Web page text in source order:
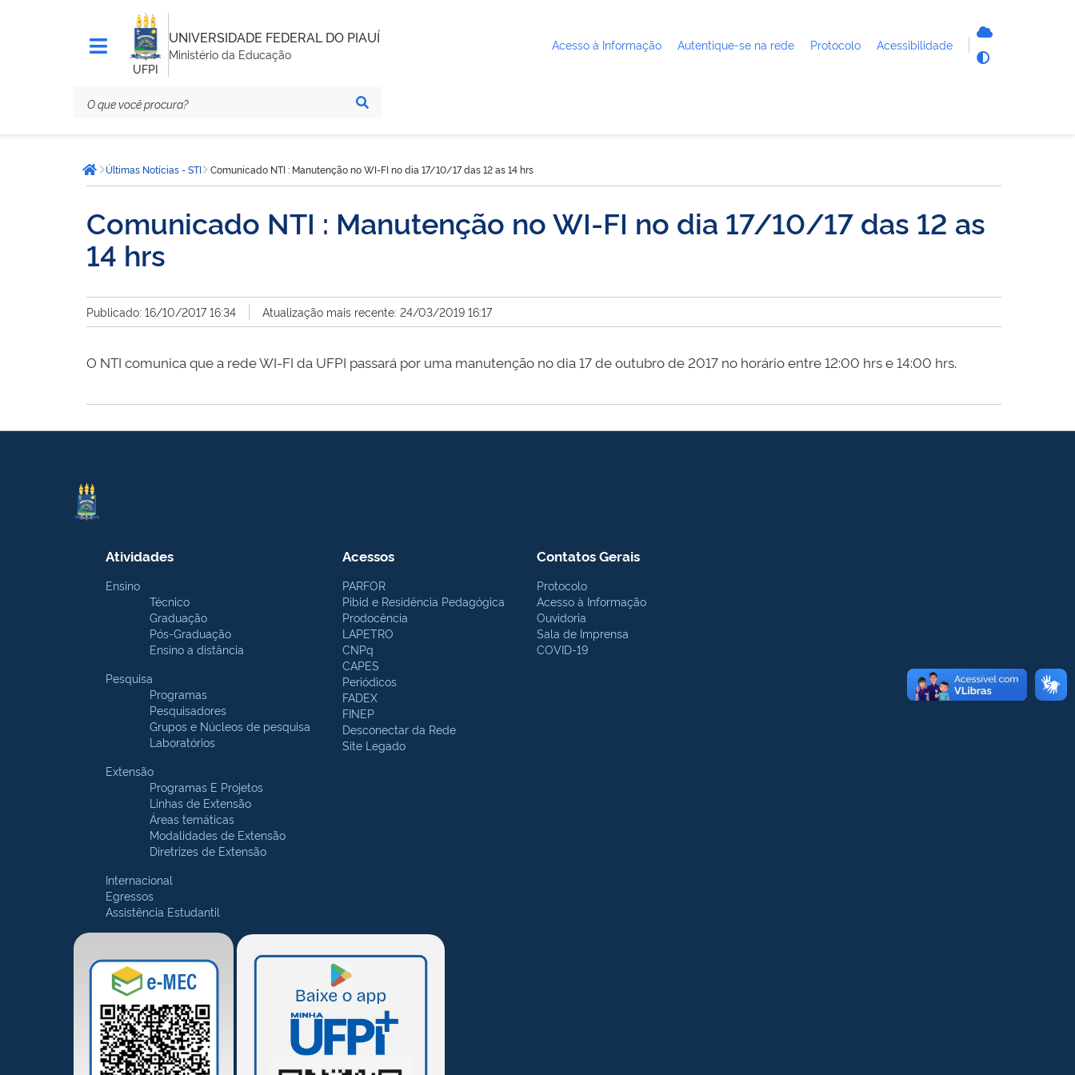
UFPI
UNIVERSIDADE FEDERAL DO PIAUÍ
Ministério da Educação
Acesso à Informação Autentique-se na rede Protocolo Acessibilidade
está
aqui:Página inicial
Últimas Notícias - STI Comunicado NTI : Manutenção no WI-FI no dia 17/10/17 das 12 as 14 hrs
Comunicado NTI : Manutenção no WI-FI no dia 17/10/17 das 12 as
14 hrs
Publicado: 16/10/2017 16:34 Atualização mais recente: 24/03/2019 16:17
O NTI comunica que a rede WI-FI da UFPI passará por uma manutenção no dia 17 de outubro de 2017 no horário entre 12:00 hrs e 14:00 hrs.
Atividades
Ensino
Técnico
Graduação
Pós-Graduação
Ensino a distância
Pesquisa
Programas
Pesquisadores
Grupos e Núcleos de pesquisa
Laboratórios
Extensão
Programas E Projetos
Linhas de Extensão
Áreas temáticas
Modalidades de Extensão
Diretrizes de Extensão
Internacional
Egressos
Assistência Estudantil
Acessos
PARFOR
Pibid e Residência Pedagógica
Prodocência
LAPETRO
CNPq
CAPES
Periódicos
FADEX
FINEP
Desconectar da Rede
Site Legado
Contatos Gerais
Protocolo
Acesso à Informação
Ouvidoria
Sala de Imprensa
COVID-19